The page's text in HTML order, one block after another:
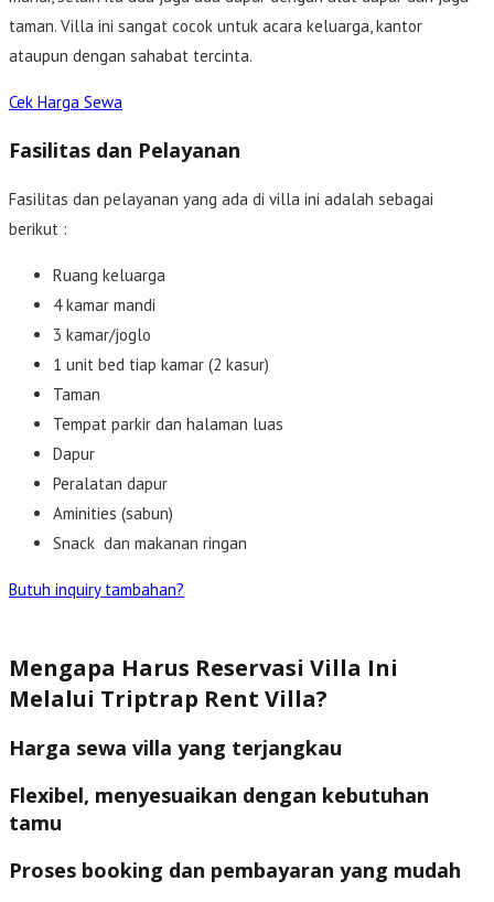
taman. Villa ini sangat cocok untuk acara keluarga, kantor
ataupun dengan sahabat tercinta.
Cek Harga Sewa
Fasilitas dan Pelayanan
Fasilitas dan pelayanan yang ada di villa ini adalah sebagai
berikut :
Ruang keluarga
4 kamar mandi
3 kamar/joglo
1 unit bed tiap kamar (2 kasur)
Taman
Tempat parkir dan halaman luas
Dapur
Peralatan dapur
Aminities (sabun)
Snack dan makanan ringan
Butuh inquiry tambahan?
Mengapa Harus Reservasi Villa Ini
Melalui Triptrap Rent Villa?
Harga sewa villa yang terjangkau
Flexibel, menyesuaikan dengan kebutuhan
tamu
Proses booking dan pembayaran yang mudah